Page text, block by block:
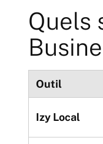
Quels
Outil
Izy Local